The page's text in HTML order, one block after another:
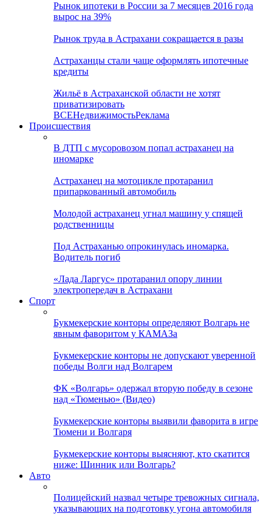
Рынок ипотеки в России за 7 месяцев 2016 года
вырос на 39%
Рынок труда в Астрахани сокращается в разы
Астраханцы стали чаще оформлять ипотечные
кредиты
Жильё в Астраханской области не хотят
приватизировать
ВСЕНедвижимостьРеклама
Происшествия
В ДТП с мусоровозом попал астраханец на
иномарке
Астраханец на мотоцикле протаранил
припаркованный автомобиль
Молодой астраханец угнал машину у спящей
родственницы
Под Астраханью опрокинулась иномарка.
Водитель погиб
«Лада Ларгус» протаранил опору линии
электропередач в Астрахани
Спорт
Букмекерские конторы определяют Волгарь не
явным фаворитом у КАМАЗа
Букмекерские конторы не допускают уверенной
победы Волги над Волгарем
ФК «Волгарь» одержал вторую победу в сезоне
над «Тюменью» (Видео)
Букмекерские конторы выявили фаворита в игре
Тюмени и Волгаря
Букмекерские конторы выясняют, кто скатится
ниже: Шинник или Волгарь?
Авто
Полицейский назвал четыре тревожных сигнала,
указывающих на подготовку угона автомобиля